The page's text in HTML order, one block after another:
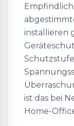
installieren
ist das bei
Home-